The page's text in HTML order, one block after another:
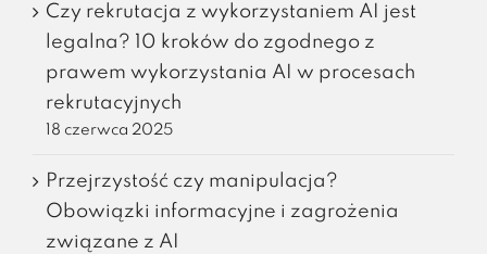
Czy rekrutacja z wykorzystaniem AI jest
legalna? 10 kroków do zgodnego z
prawem wykorzystania AI w procesach
rekrutacyjnych
18 czerwca 2025
Przejrzystość czy manipulacja?
Obowiązki informacyjne i zagrożenia
związane z AI